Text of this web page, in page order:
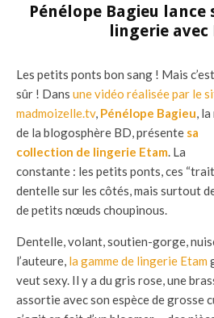
Pénélope Bagieu
lingerie avec
Les petits ponts bon sang ! Mais
sûr ! Dans une vidéo réalisée par le
madmoizelle.tv, Pénélope Bagieu,
de la blogosphère BD, présente sa
collection de lingerie Etam. La
constante : les petits ponts, ces
dentelle sur les côtés, mais surtout
de petits nœuds choupinous.
Dentelle, volant, soutien-gorge,
l’auteure, la gamme de lingerie Etam
veut sexy. Il y a du gris rose, une
assortie avec son espèce de grosse